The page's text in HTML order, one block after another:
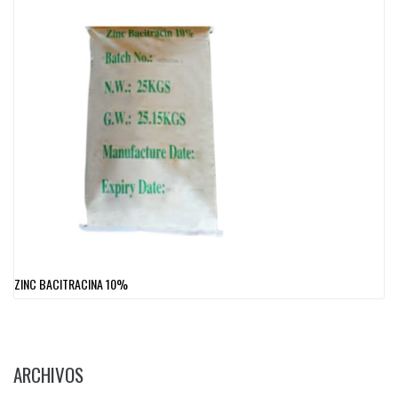
ZINC BACITRACINA 10%
ARCHIVOS